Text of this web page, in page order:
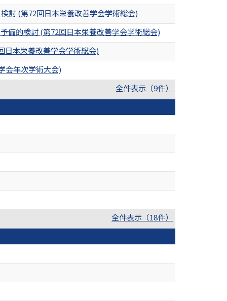
討 (第72回日本栄養改善学会学術総会)
備的検討 (第72回日本栄養改善学会学術総会)
日本栄養改善学会学術総会)
会年次学術大会)
全件表示（9件）
全件表示（18件）